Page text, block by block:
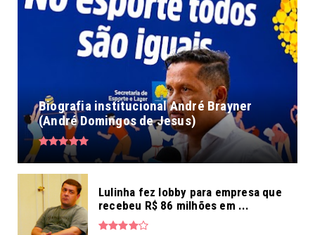
Biografia institucional André Brayner
(André Domingos de Jesus)
Lulinha fez lobby para empresa que
recebeu R$ 86 milhões em ...